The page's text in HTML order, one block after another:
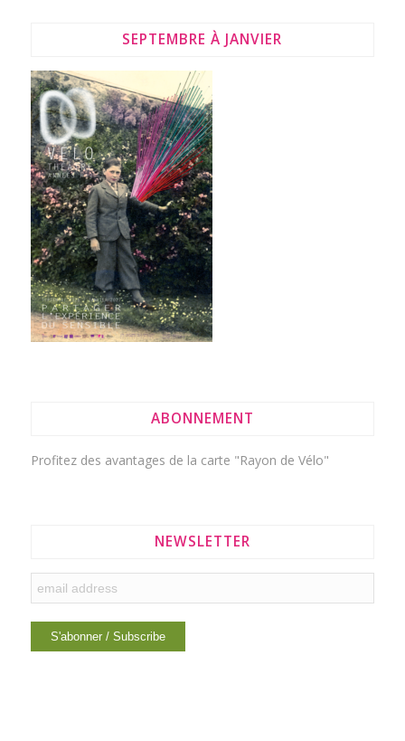
SEPTEMBRE À JANVIER
ABONNEMENT
Profitez des avantages de la carte "Rayon de Vélo"
NEWSLETTER